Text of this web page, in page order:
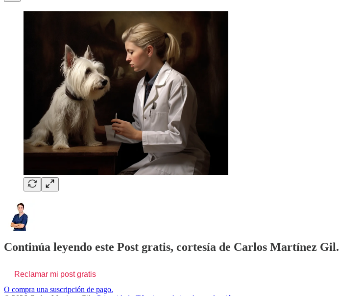
Continúa leyendo este Post gratis, cortesía de Carlos Martínez Gil.
Reclamar mi post gratis
O compra una suscripción de pago.